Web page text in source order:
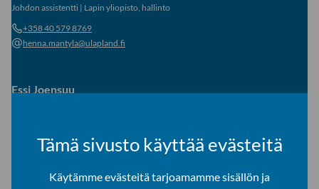
Tämä sivusto käyttää evästeitä
Käytämme evästeitä tarjoamamme sisällön ja
Johdon assistentti | Lapin yliopisto, hallinto
+358 40 579 8769
henna.mantyla@ulapland.fi
Essi Joensuu
essi.joensuu@ulapland.fi